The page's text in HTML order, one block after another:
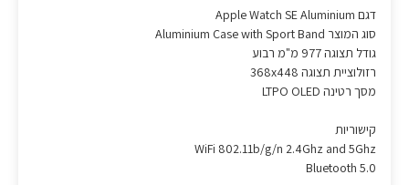
דגם Apple Watch SE Aluminium
סוג המוצר Aluminium Case with Sport Band
גודל תצוגה 977 מ"מ רבוע
רזולוציית תצוגה 368x448
מסך רטינה LTPO OLED
קישוריות
WiFi 802.11b/g/n 2.4Ghz and 5Ghz
Bluetooth 5.0